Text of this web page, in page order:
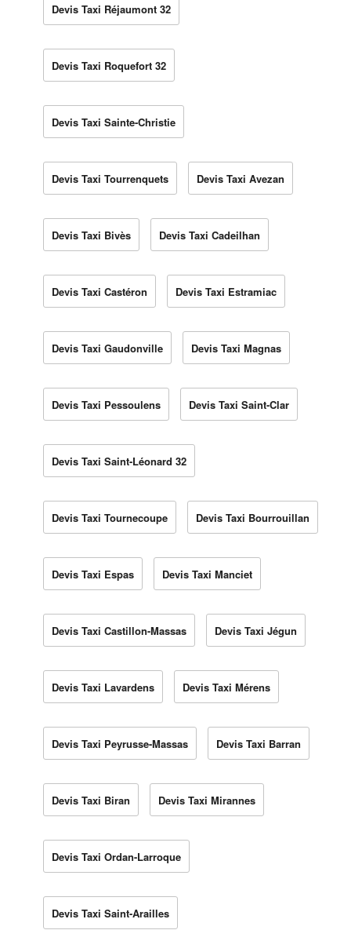
Devis Taxi Réjaumont 32
Devis Taxi Roquefort 32
Devis Taxi Sainte-Christie
Devis Taxi Tourrenquets Devis Taxi Avezan
Devis Taxi Bivès Devis Taxi Cadeilhan
Devis Taxi Castéron Devis Taxi Estramiac
Devis Taxi Gaudonville Devis Taxi Magnas
Devis Taxi Pessoulens Devis Taxi Saint-Clar
Devis Taxi Saint-Léonard 32
Devis Taxi Tournecoupe Devis Taxi Bourrouillan
Devis Taxi Espas Devis Taxi Manciet
Devis Taxi Castillon-Massas Devis Taxi Jégun
Devis Taxi Lavardens Devis Taxi Mérens
Devis Taxi Peyrusse-Massas Devis Taxi Barran
Devis Taxi Biran Devis Taxi Mirannes
Devis Taxi Ordan-Larroque
Devis Taxi Saint-Arailles